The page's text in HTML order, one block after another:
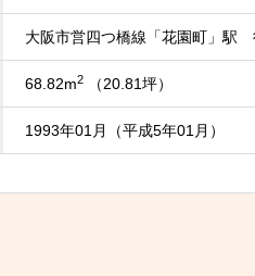
大阪市営四つ橋線「花園町」駅
68.82m2 （20.81坪）
1993年01月（平成5年01月）